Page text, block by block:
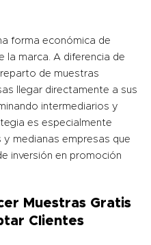
forma económica de
la marca. A diferencia de
de muestras
llegar directamente a sus
intermediarios y
es especialmente
medianas empresas que
inversión en promoción
Muestras Gratis
Clientes